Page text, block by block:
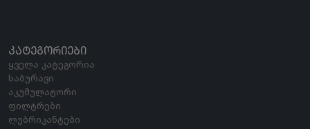
ᲙᲐᲢᲔᲒᲝᲠᲘᲔᲑᲘ
ყველა კატეგორია
საბურავი
აკუმულატორი
ფილტრები
ლუბრიკანტები